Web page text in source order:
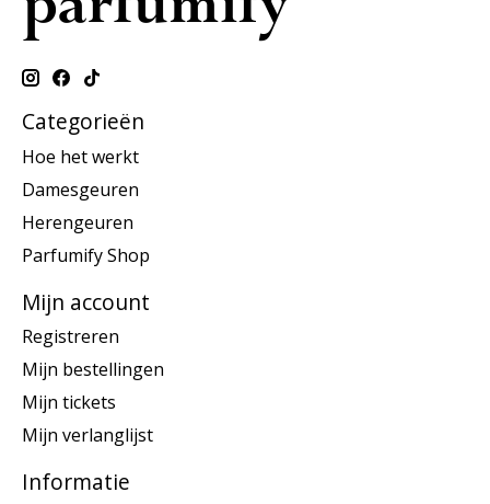
Categorieën
Hoe het werkt
Damesgeuren
Herengeuren
Parfumify Shop
Mijn account
Registreren
Mijn bestellingen
Mijn tickets
Mijn verlanglijst
Informatie